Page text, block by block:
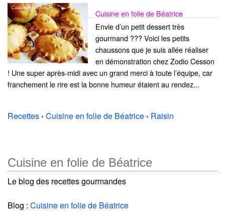
Cuisine en folie de Béatrice
Envie d’un petit dessert très
gourmand ??? Voici les petits
chaussons que je suis allée réaliser
en démonstration chez Zodio Cesson
! Une super après-midi avec un grand merci à toute l’équipe, car
franchement le rire est la bonne humeur étaient au rendez...
Recettes › Cuisine en folie de Béatrice › Raisin
Cuisine en folie de Béatrice
Le blog des recettes gourmandes
Blog : Cuisine en folie de Béatrice